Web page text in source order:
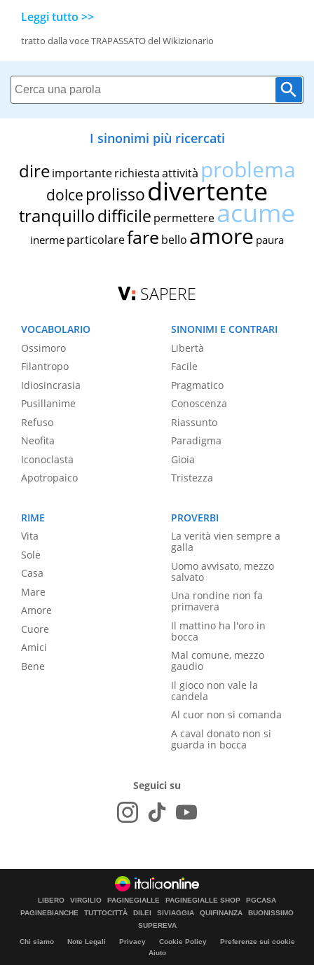
Leggi tutto >>
tratto dalla voce TRAPASSATO del Wikizionario
I sinonimi più ricercati
dire importante richiestaattività problema
dolce prolissodivertente
tranquillodifficile permettereacume
inerme particolarefare bello amore paura
SAPERE
VOCABOLARIO
Ossimoro
Filantropo
Idiosincrasia
Pusillanime
Refuso
Neofita
Iconoclasta
Apotropaico
SINONIMI E CONTRARI
Libertà
Facile
Pragmatico
Conoscenza
Riassunto
Paradigma
Gioia
Tristezza
RIME
Vita
Sole
Casa
Mare
Amore
Cuore
Amici
Bene
PROVERBI
La verità vien sempre a
galla
Uomo avvisato, mezzo
salvato
Una rondine non fa
primavera
Il mattino ha l'oro in
bocca
Mal comune, mezzo
gaudio
Il gioco non vale la
candela
Al cuor non si comanda
A caval donato non si
guarda in bocca
Seguici su
LIBERO VIRGILIO PAGINEGIALLE PAGINEGIALLE SHOP
PGCASA
PAGINEBIANCHE
TUTTOCITTÀ DILEI SIVIAGGIA QUIFINANZA
BUONISSIMO
SUPEREVA
Chi siamo Note Legali Privacy Cookie Policy
Preferenze sui cookie
Aiuto